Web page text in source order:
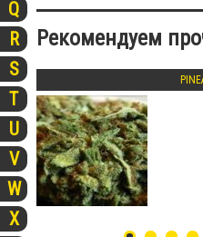
Q
R
S
T
U
V
W
X
Рекомендуем